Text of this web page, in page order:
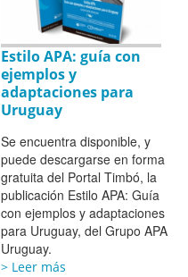
Estilo APA: guía con
ejemplos y
adaptaciones para
Uruguay
Se encuentra disponible, y
puede descargarse en forma
gratuita del Portal Timbó, la
publicación Estilo APA: Guía
con ejemplos y adaptaciones
para Uruguay, del Grupo APA
Uruguay.
> Leer más